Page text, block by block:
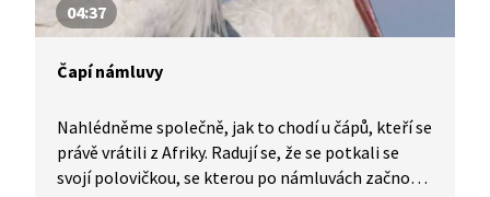
04:37
Čapí námluvy
Nahlédněme společně, jak to chodí u čápů, kteří se
právě vrátili z Afriky. Radují se, že se potkali se
svojí polovičkou, se kterou po námluvách začnou